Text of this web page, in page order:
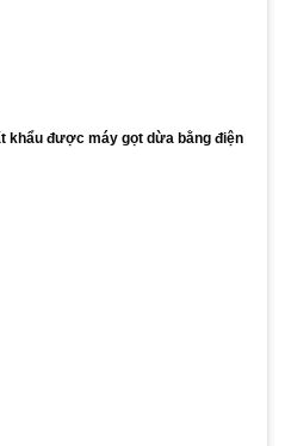
khẩu được máy gọt dừa bằng điện